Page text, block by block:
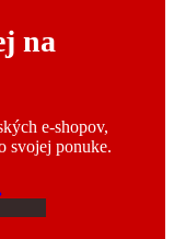
na
e-shopov,
svojej ponuke.